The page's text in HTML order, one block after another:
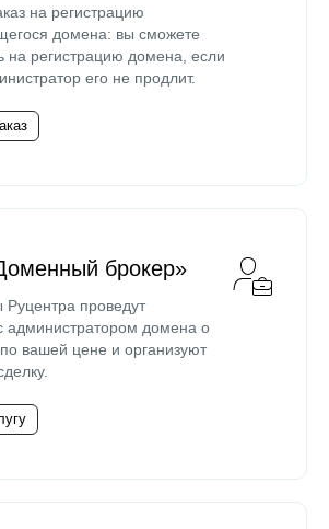
на регистрацию
домена: вы сможете
на регистрацию домена, если
его не продлит.
брокер»
проведут
администратором домена о
вашей цене и организуют